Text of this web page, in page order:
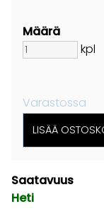
Määrä
kpl
Varastossa
Saatavuus
Heti